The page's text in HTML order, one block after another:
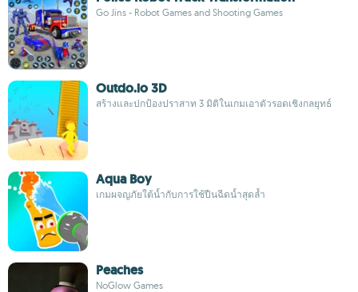
Go Jins - Robot Games and Shooting Games
Outdo.io 3D
สร้างและปกป้องปราสาท 3 มิติในเกมเอาตัวรอดเชิงกลยุทธ์
Aqua Boy
เกมผจญภัยใต้น้ำกับการใช้ปืนฉีดน้ำสุดล้ำ
Peaches
NoGlow Games